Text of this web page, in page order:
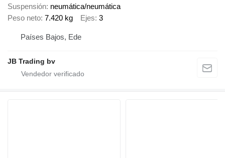
Suspensión neumática/neumática
Peso neto 7.420 kg Ejes 3
Países Bajos, Ede
JB Trading bv